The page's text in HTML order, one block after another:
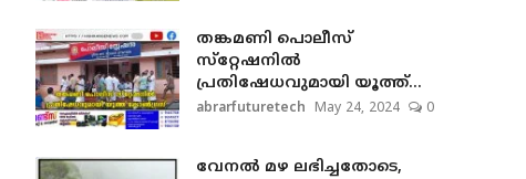
തങ്കമണി പൊലീസ്
സ്‌റ്റേഷനില്‍
പ്രതിഷേധവുമായി യൂത്ത്...
abrarfuturetech May 24, 2024 0
വേനല്‍ മഴ ലഭിച്ചതോടെ,